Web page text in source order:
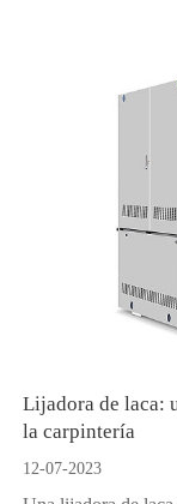
puede manejar
contrachapada,
Lijadora de laca:
la carpintería
12-07-2023